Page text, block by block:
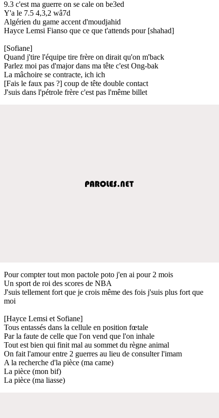
9.3 c'est ma guerre on se cale on be3ed
Y'a le 7.5 4,3,2 wâ7d
Algérien du game accent d'moudjahid
Hayce Lemsi Fianso que ce que t'attends pour [shahad]
[Sofiane]
Quand j'tire l'équipe tire frère on dirait qu'on m'back
Parlez moi pas d'major dans ma tête c'est Ong-bak
La mâchoire se contracte, ich ich
[Fais le faux pas ?] coup de tête double contact
J'suis dans l'pétrole frère c'est pas l'même billet
Pour compter tout mon pactole poto j'en ai pour 2 mois
Un sport de roi des scores de NBA
J'suis tellement fort que je crois même des fois j'suis plus fort que
moi
[Hayce Lemsi et Sofiane]
Tous entassés dans la cellule en position fœtale
Par la faute de celle que l'on vend que l'on inhale
Tout est bien qui finit mal au sommet du règne animal
On fait l'amour entre 2 guerres au lieu de consulter l'imam
A la recherche d'la pièce (ma came)
La pièce (mon bif)
La pièce (ma liasse)